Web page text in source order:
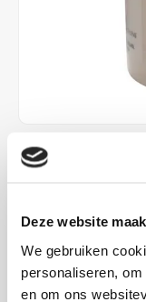
Deze website
We gebruiken
personaliseren,
en om ons
€34,70